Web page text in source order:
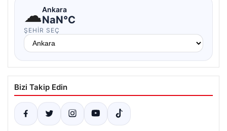
☁Ankara
NaN°C
ŞEHIR SEÇ
Bizi Takip Edin